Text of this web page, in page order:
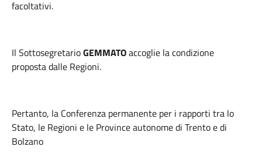
facoltativi.
Il SottosegretarioGEMMATOaccoglie la condizione
proposta dalle Regioni.
Pertanto, la Conferenza permanente per i rapporti tra lo
Stato, le Regioni e le Province autonome di Trento e di
Bolzano